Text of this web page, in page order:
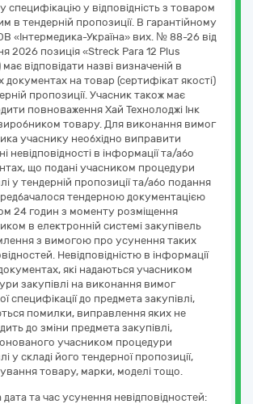
специфікацію у відповідність з товаром
в тендерній пропозиції. В гарантійному
«Інтермедика-Україна» вих. № 88-26 від
2026 позиція «Streck Para 12 Plus
відповідати назві визначеній в
документах на товар (сертифікат якості)
пропозиції. Учасник також має
повноваження Хай Технолоджі Інк
товару. Для виконання вимог
учаснику необхідно виправити
невідповідності в інформації та/або
що подані учасником процедури
у тендерній пропозиції та/або подання
тендерною документацією
24 годин з моменту розміщення
в електронній системі закупівель
з вимогою про усунення таких
Невідповідністю в інформації
які надаються учасником
закупівлі на виконання вимог
специфікації до предмета закупівлі,
помилки, виправлення яких не
до зміни предмета закупівлі,
учасником процедури
у складі його тендерної пропозиції,
товару, марки, моделі тощо.
дата та час усунення невідповідностей: